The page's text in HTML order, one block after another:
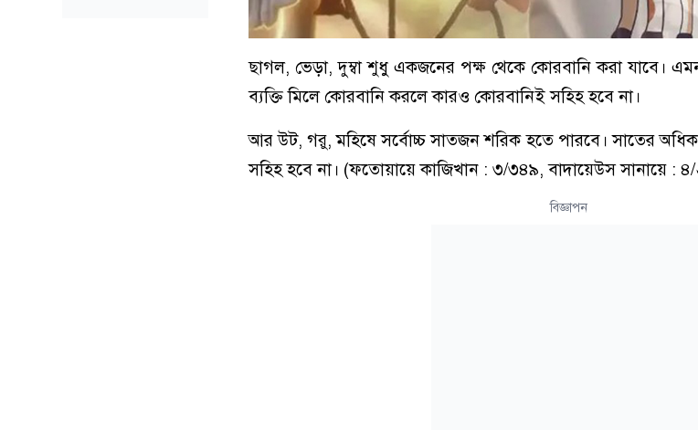
ছাগল, ভেড়া, দুম্বা শুধু একজনের পক্ষ থেকে কোরবানি করা যাবে।
ব্যক্তি মিলে কোরবানি করলে কারও কোরবানিই সহিহ হবে না।
আর উট, গরু, মহিষে সর্বোচ্চ সাতজন শরিক হতে পারবে। সাতের
সহিহ হবে না। (ফতোয়ায়ে কাজিখান : ৩/৩৪৯, বাদায়েউস সানায়ে :
বিজ্ঞাপন